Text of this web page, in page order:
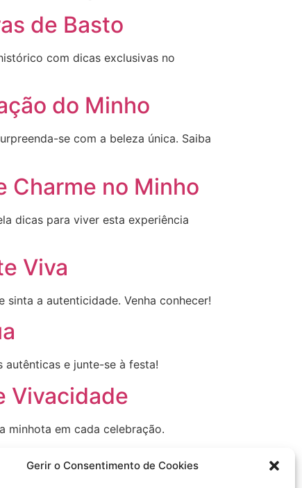
Gerir o Consentimento de Cookies
de Basto
com dicas exclusivas no
do Minho
se com a beleza única. Saiba
Charme no Minho
dicas para viver esta experiência
Viva
a autenticidade. Venha conhecer!
autênticas e junte-se à festa!
Vivacidade
minhota em cada celebração.
no Minho